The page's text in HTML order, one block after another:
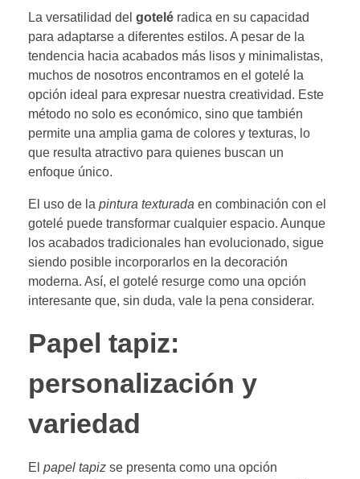
La versatilidad del gotelé radica en su capacidad
para adaptarse a diferentes estilos. A pesar de la
tendencia hacia acabados más lisos y minimalistas,
muchos de nosotros encontramos en el gotelé la
opción ideal para expresar nuestra creatividad. Este
método no solo es económico, sino que también
permite una amplia gama de colores y texturas, lo
que resulta atractivo para quienes buscan un
enfoque único.
El uso de la pintura texturada en combinación con el
gotelé puede transformar cualquier espacio. Aunque
los acabados tradicionales han evolucionado, sigue
siendo posible incorporarlos en la decoración
moderna. Así, el gotelé resurge como una opción
interesante que, sin duda, vale la pena considerar.
Papel tapiz:
personalización y
variedad
El papel tapiz se presenta como una opción